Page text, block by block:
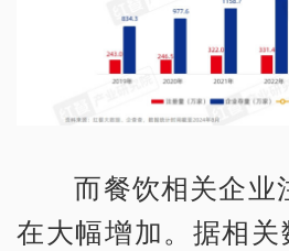
而餐饮相关企业
在大幅增加。据相关